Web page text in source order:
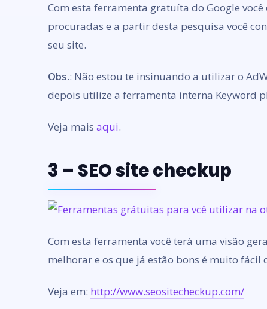
Com esta ferramenta gratuíta do Google
procuradas e a partir desta pesquisa você
seu site.
Obs.: Não estou te insinuando a utilizar o
depois utilize a ferramenta interna Keyword
Veja mais aqui.
3 – SEO site checkup
Com esta ferramenta você terá uma visão
melhorar e os que já estão bons é muito fácil
Veja em: http://www.seositecheckup.com/